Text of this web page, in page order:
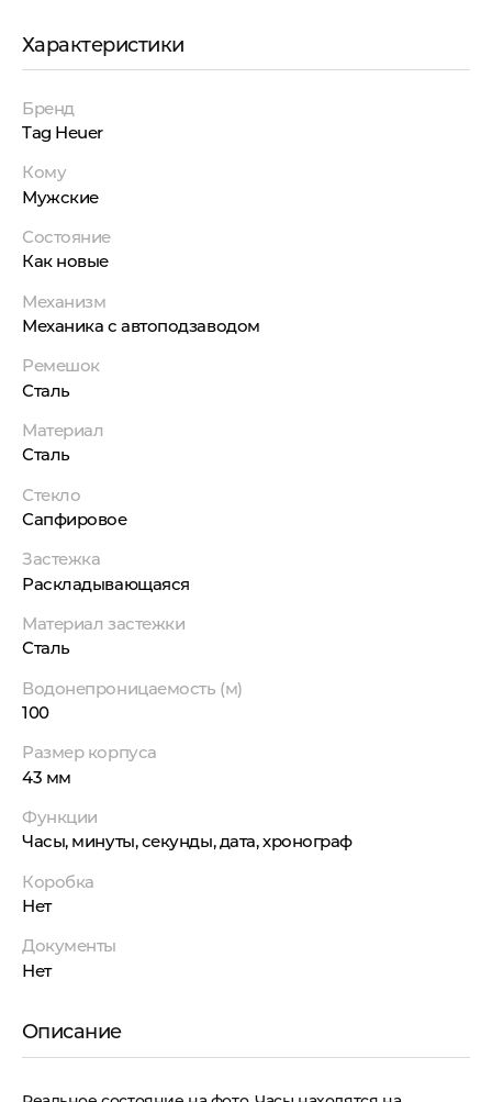
Характеристики
Бренд
Tag Heuer
Кому
Мужские
Состояние
Как новые
Механизм
Механика с автоподзаводом
Ремешок
Сталь
Материал
Сталь
Стекло
Сапфировое
Застежка
Раскладывающаяся
Материал застежки
Сталь
Водонепроницаемость (м)
100
Размер корпуса
43 мм
Функции
Часы, минуты, секунды, дата, хронограф
Коробка
Нет
Документы
Нет
Описание